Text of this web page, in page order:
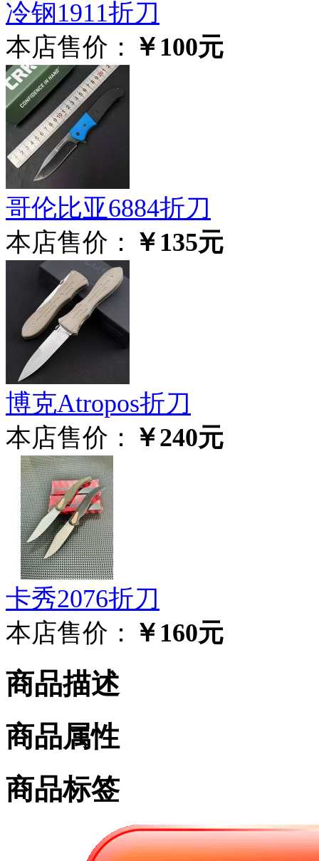
冷钢1911折刀
本店售价： ￥100元
哥伦比亚6884折刀
本店售价： ￥135元
博克Atropos折刀
本店售价： ￥240元
卡秀2076折刀
本店售价： ￥160元
商品描述
商品属性
商品标签